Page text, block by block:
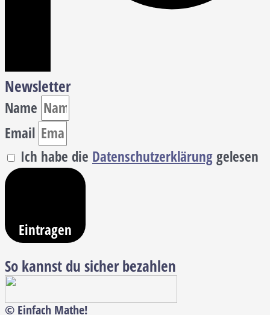
Newsletter
Name
Email
Ich habe die Datenschutzerklärung gelesen
Eintragen
So kannst du sicher bezahlen
© Einfach Mathe!